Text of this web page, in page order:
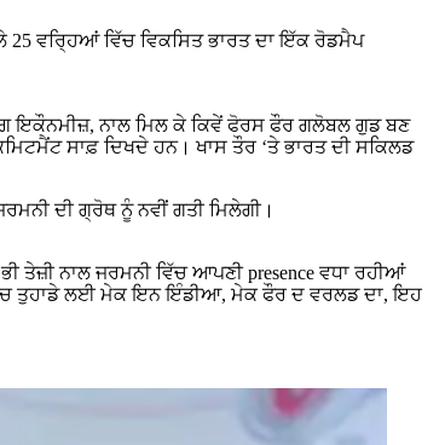
ਵਰ੍ਹਿਆਂ ਵਿੱਚ ਵਿਕਸਿਤ ਭਾਰਤ ਦਾ ਇੱਕ ਰੋਡਮੈਪ
ਇਕੌਨਮੀਜ਼, ਨਾਲ ਮਿਲ ਕੇ ਕਿਵੇਂ ਫੋਰਸ ਫੌਰ ਗਲੋਬਲ ਗੁਡ ਬਣ
ਸਾਫ਼ ਦਿਖਦੇ ਹਨ। ਖਾਸ ਤੌਰ ‘ਤੇ ਭਾਰਤ ਦੀ ਸਕਿਲਡ
ਦੀ ਗ੍ਰੋਥ ਨੂੰ ਨਵੀਂ ਗਤੀ ਮਿਲੇਗੀ।
ਨਾਲ ਜਰਮਨੀ ਵਿੱਚ ਆਪਣੀ presence ਵਧਾ ਰਹੀਆਂ
ਤੁਹਾਡੇ ਲਈ ਮੇਕ ਇਨ ਇੰਡੀਆ, ਮੇਕ ਫੌਰ ਦ ਵਰਲਡ ਦਾ, ਇਹ